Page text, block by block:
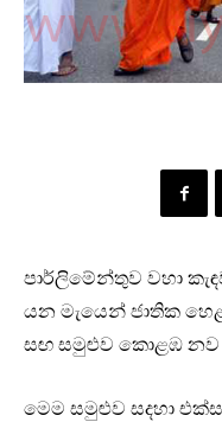
පාර්ලිමේන්තුව වහා
යන මැයෙන් ජාතික
සඟ සමුළුව කොළඹ නව
මෙම සමුළුව සදහා